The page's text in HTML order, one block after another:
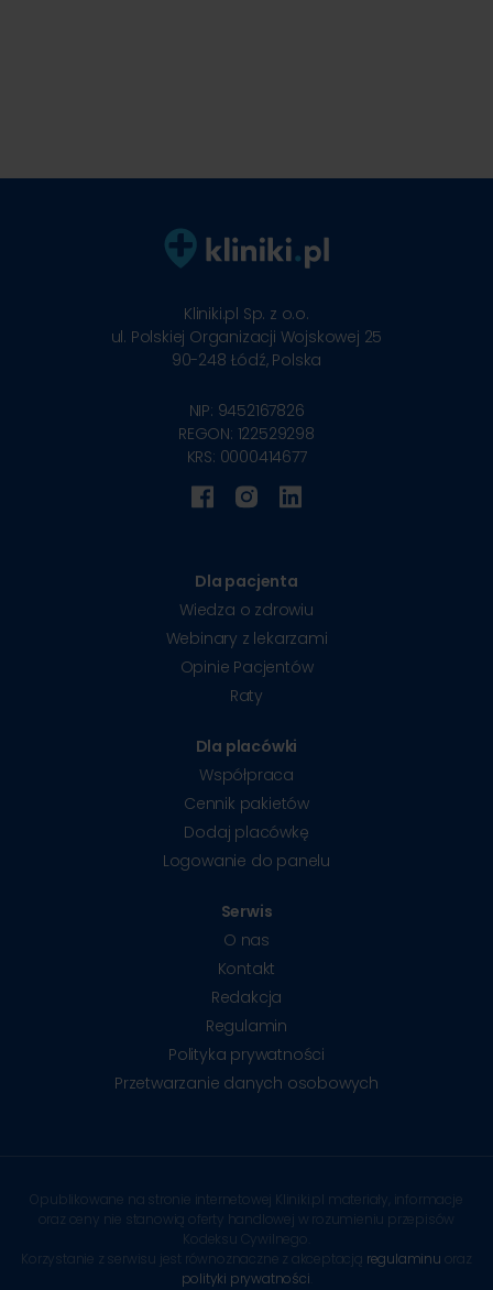
Kliniki.pl Sp. z o.o.
ul. Polskiej Organizacji Wojskowej 25
90-248 Łódź, Polska
NIP: 9452167826
REGON: 122529298
KRS: 0000414677
Dla pacjenta
Wiedza o zdrowiu
Webinary z lekarzami
Opinie Pacjentów
Raty
Dla placówki
Współpraca
Cennik pakietów
Dodaj placówkę
Logowanie do panelu
Serwis
O nas
Kontakt
Redakcja
Regulamin
Polityka prywatności
Przetwarzanie danych osobowych
Opublikowane na stronie internetowej Kliniki.pl materiały, informacje
oraz ceny nie stanowią oferty handlowej w rozumieniu przepisów
Kodeksu Cywilnego.
Korzystanie z serwisu jest równoznaczne z akceptacją regulaminu oraz
polityki prywatności